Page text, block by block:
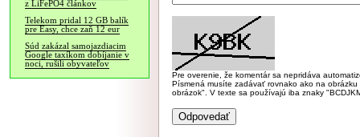
z LiFePO4 článkov
Telekom pridal 12 GB balík
pre Easy, chce zaň 12 eur
Súd zakázal samojazdiacim
Google taxíkom dobíjanie v
noci, rušili obyvateľov
Pre overenie, že komentár sa nepridáva
Písmená musíte zadávať rovnako ako na
obrázok". V texte sa používajú iba znaky